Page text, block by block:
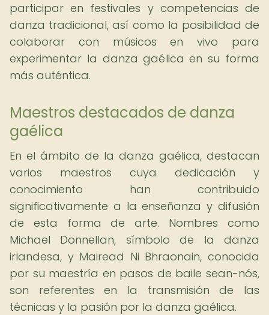
participar en festivales y competencias de
danza tradicional, así como la posibilidad de
colaborar con músicos en vivo para
experimentar la danza gaélica en su forma
más auténtica.
Maestros destacados de danza
gaélica
En el ámbito de la danza gaélica, destacan
varios maestros cuya dedicación y
conocimiento han contribuido
significativamente a la enseñanza y difusión
de esta forma de arte. Nombres como
Michael Donnellan, símbolo de la danza
irlandesa, y Mairead Ni Bhraonain, conocida
por su maestría en pasos de baile sean-nós,
son referentes en la transmisión de las
técnicas y la pasión por la danza gaélica.